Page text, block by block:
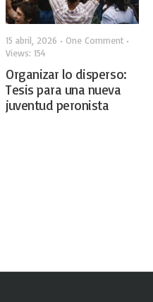
15 abril, 2026 • One Comment •
Views: 154
Organizar lo disperso:
Tesis para una nueva
juventud peronista